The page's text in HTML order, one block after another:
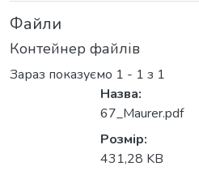
Файли
Контейнер файлів
Зараз показуємо 1 - 1 з 1
Назва:
67_Maurer.pdf
Розмір:
431,28 KB